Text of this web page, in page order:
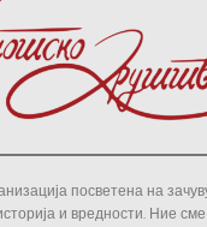
посветена на
и вредности. Ние